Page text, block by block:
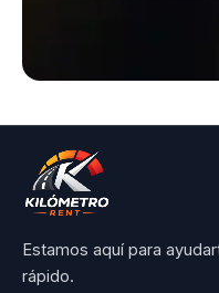
Estamos aquí para
rápido.